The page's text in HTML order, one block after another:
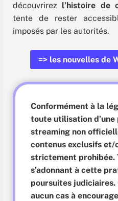
découvrirez l’histoire
tente de rester
imposés par les autorités.
=> les nouvelles de
Conformément à la
toute utilisation
streaming non
contenus exclusifs et/
strictement prohibée.
s’adonnant à cette
poursuites judiciaires.
aucun cas à